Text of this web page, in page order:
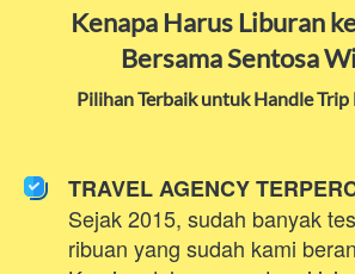
Kenapa Harus Liburan
Bersama Sentosa
Pilihan Terbaik untuk Handle
TRAVEL AGENCY
Sejak 2015, sudah banyak
ribuan yang sudah kami